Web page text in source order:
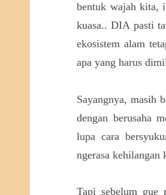
bentuk wajah kita,
kuasa.. DIA pasti
ekosistem alam
apa yang harus
Sayangnya, masih
dengan berusaha
lupa cara
ngerasa kehilangan
Tapi sebelum gue